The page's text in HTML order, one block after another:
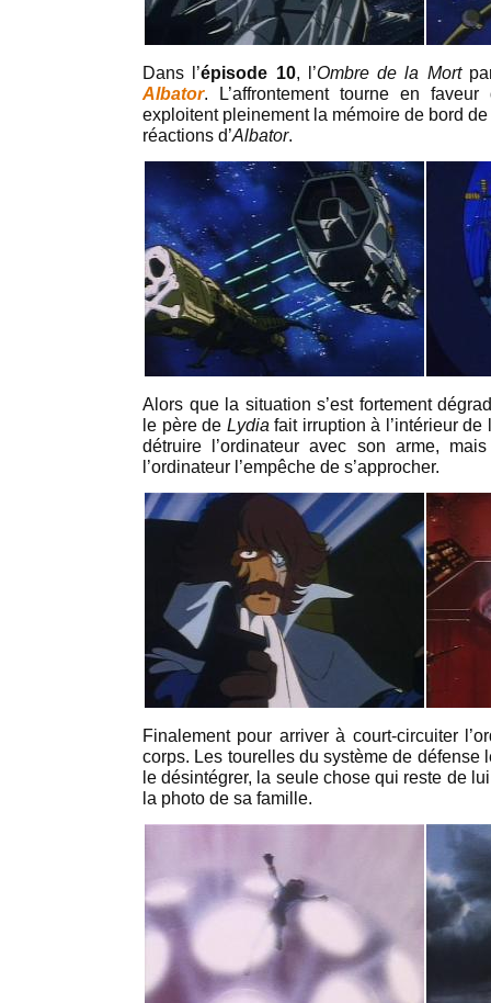
Dans l’épisode 10, l’Ombre de la Mort
Albator. L’affrontement tourne en faveur
exploitent pleinement la mémoire de bord
réactions d’Albator.
Alors que la situation s’est fortement
le père de Lydia fait irruption à l’intérieur de
détruire l’ordinateur avec son arme,
l’ordinateur l’empêche de s’approcher.
Finalement pour arriver à court-circuiter
corps. Les tourelles du système de défense
le désintégrer, la seule chose qui reste de
la photo de sa famille.